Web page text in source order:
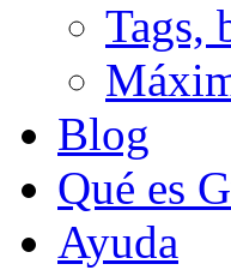
Tags,
Blog
Qué es
Ayuda